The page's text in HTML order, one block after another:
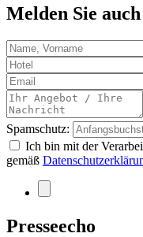
Melden Sie
Spamschutz:
Ich bin mit der
gemäß
Presseecho